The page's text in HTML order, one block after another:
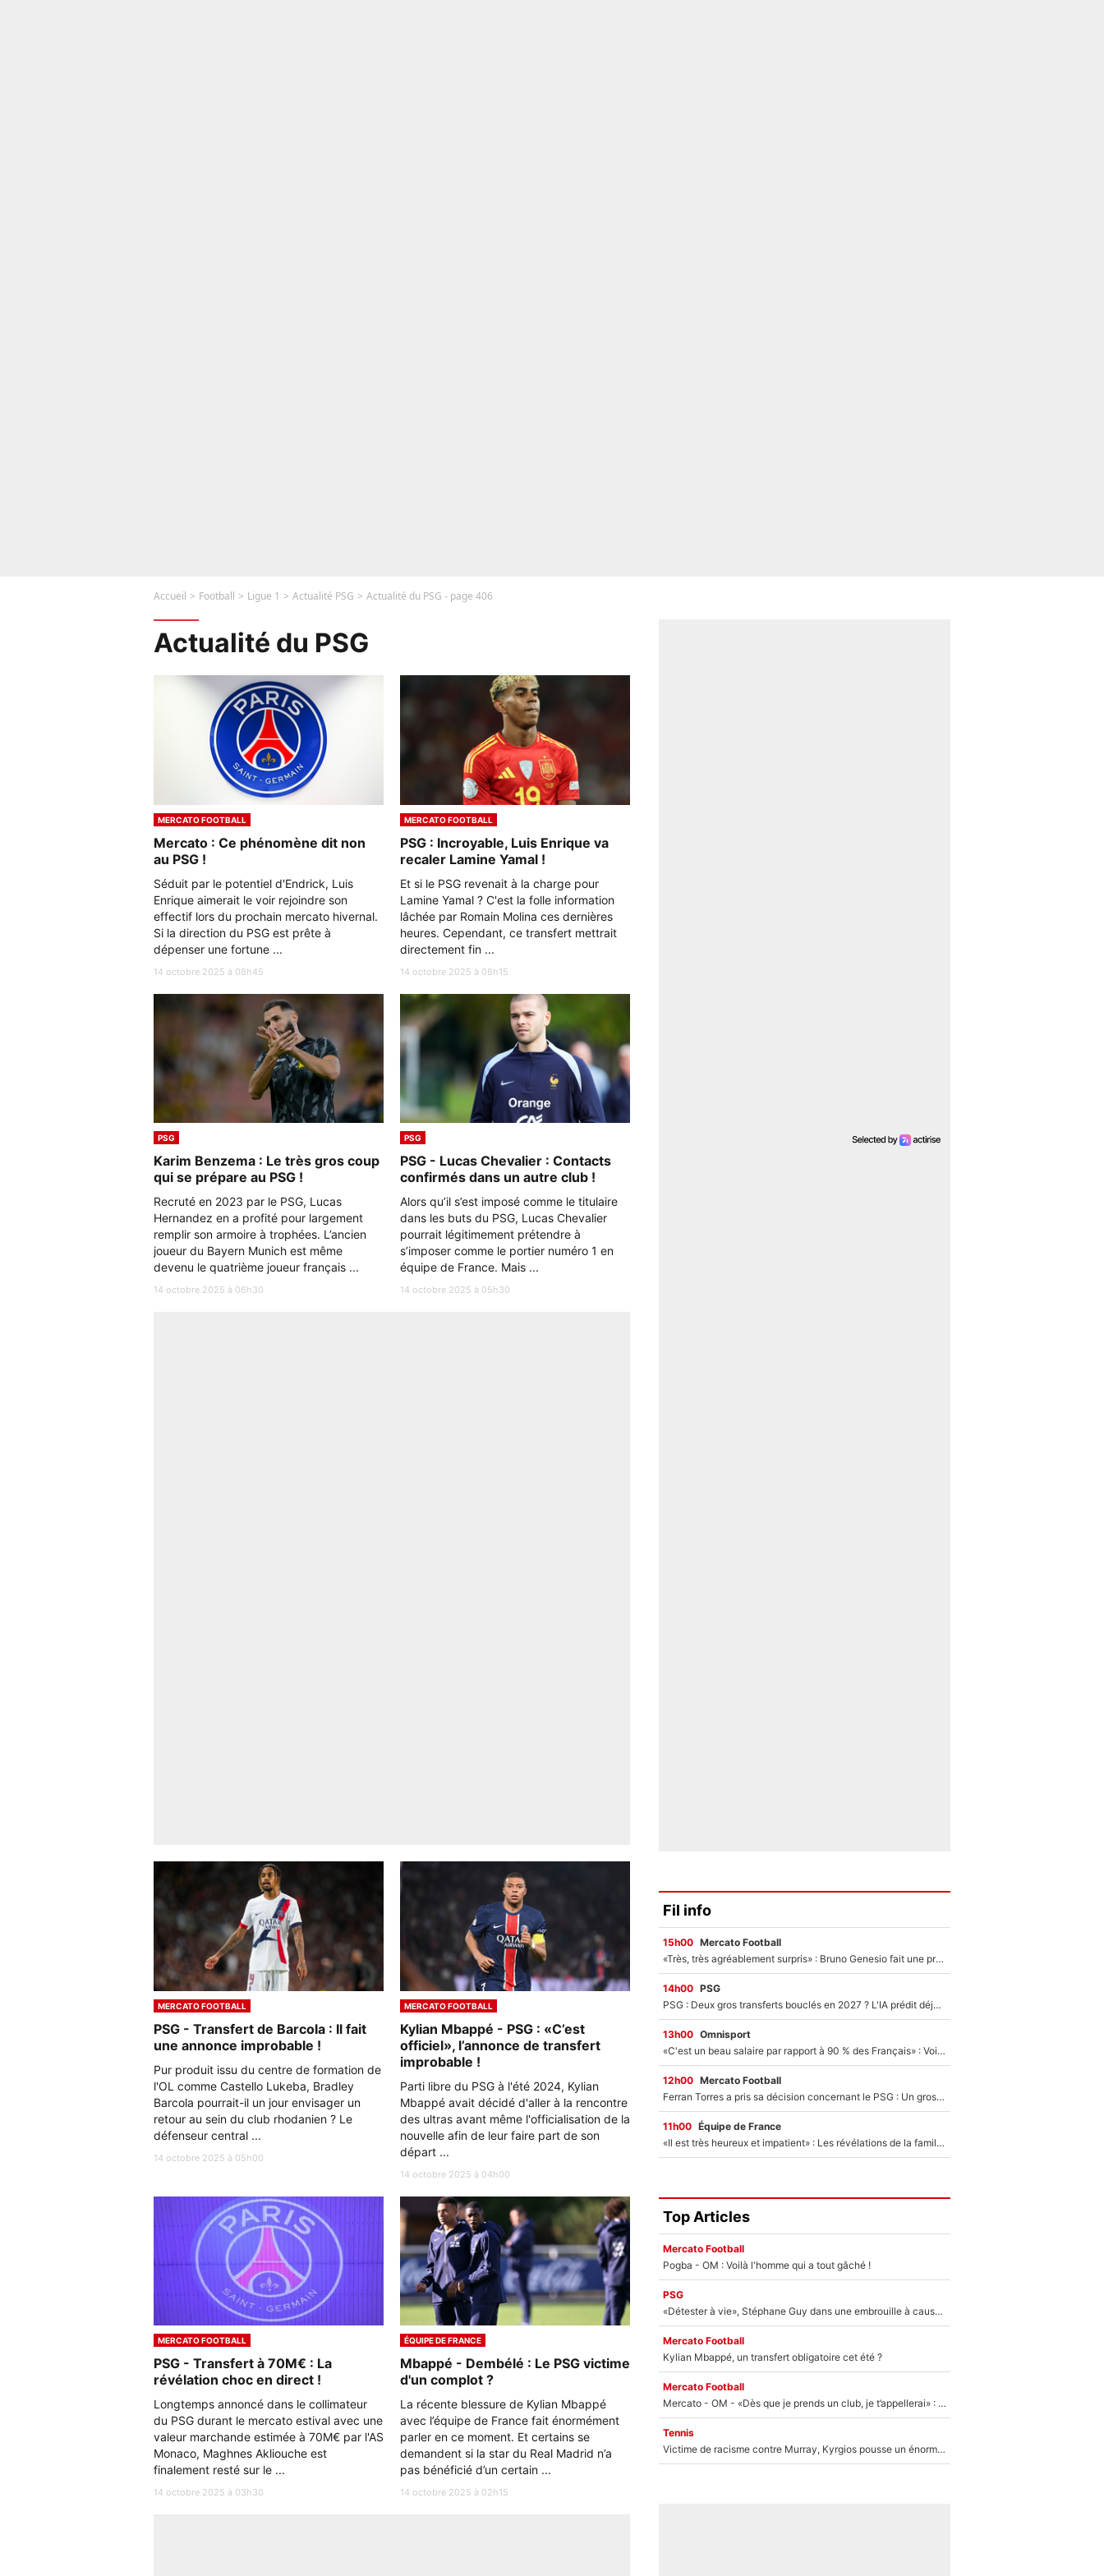
Accueil Football Ligue 1 Actualité PSG Actualité du PSG - page 406
Actualité du PSG
MERCATO FOOTBALL
Mercato : Ce phénomène dit non
au PSG !
Séduit par le potentiel d'Endrick, Luis
Enrique aimerait le voir rejoindre son
effectif lors du prochain mercato hivernal.
Si la direction du PSG est prête à
dépenser une fortune ...
14 octobre 2025 à 08h45
MERCATO FOOTBALL
PSG : Incroyable, Luis Enrique va
recaler Lamine Yamal !
Et si le PSG revenait à la charge pour
Lamine Yamal ? C'est la folle information
lâchée par Romain Molina ces dernières
heures. Cependant, ce transfert mettrait
directement fin ...
14 octobre 2025 à 08h15
PSG
Karim Benzema : Le très gros coup
qui se prépare au PSG !
Recruté en 2023 par le PSG, Lucas
Hernandez en a profité pour largement
remplir son armoire à trophées. L’ancien
joueur du Bayern Munich est même
devenu le quatrième joueur français ...
14 octobre 2025 à 06h30
PSG
PSG - Lucas Chevalier : Contacts
confirmés dans un autre club !
Alors qu’il s’est imposé comme le titulaire
dans les buts du PSG, Lucas Chevalier
pourrait légitimement prétendre à
s’imposer comme le portier numéro 1 en
équipe de France. Mais ...
14 octobre 2025 à 05h30
MERCATO FOOTBALL
PSG - Transfert de Barcola : Il fait
une annonce improbable !
Pur produit issu du centre de formation de
l'OL comme Castello Lukeba, Bradley
Barcola pourrait-il un jour envisager un
retour au sein du club rhodanien ? Le
défenseur central ...
14 octobre 2025 à 05h00
MERCATO FOOTBALL
Kylian Mbappé - PSG : «C’est
officiel», l’annonce de transfert
improbable !
Parti libre du PSG à l'été 2024, Kylian
Mbappé avait décidé d'aller à la rencontre
des ultras avant même l'officialisation de la
nouvelle afin de leur faire part de son
départ ...
14 octobre 2025 à 04h00
MERCATO FOOTBALL
PSG - Transfert à 70M€ : La
révélation choc en direct !
Longtemps annoncé dans le collimateur
du PSG durant le mercato estival avec une
valeur marchande estimée à 70M€ par l'AS
Monaco, Maghnes Akliouche est
finalement resté sur le ...
14 octobre 2025 à 03h30
ÉQUIPE DE FRANCE
Mbappé - Dembélé : Le PSG victime
d'un complot ?
La récente blessure de Kylian Mbappé
avec l’équipe de France fait énormément
parler en ce moment. Et certains se
demandent si la star du Real Madrid n’a
pas bénéficié d’un certain ...
14 octobre 2025 à 02h15
Fil info
15h00 Mercato Football
«Très, très agréablement surpris» : Bruno Genesio fait une promesse pour la suite du mercato de l’OM et rassure les supporters
14h00 PSG
PSG : Deux gros transferts bouclés en 2027 ? L'IA prédit déjà les deux joueurs qui pourraient rejoindre Luis Enrique !
13h00 Omnisport
«C'est un beau salaire par rapport à 90 % des Français» : Voilà combien touchait Nelson Monfort sur France Télévisions avant de rejoindre CNews
12h00 Mercato Football
Ferran Torres a pris sa décision concernant le PSG : Un gros club étranger prêt à relancer le feuilleton pour la signature du champion du monde 2026 !
11h00 Équipe de France
«Il est très heureux et impatient» : Les révélations de la famille Zidane sur sa prise de pouvoir en équipe de France !
Top Articles
Mercato Football
Pogba - OM : Voilà l'homme qui a tout gâché !
PSG
«Détester à vie», Stéphane Guy dans une embrouille à cause du PSG !
Mercato Football
Kylian Mbappé, un transfert obligatoire cet été ?
Mercato Football
Mercato - OM - «Dès que je prends un club, je t’appellerai» : La promesse de Marcelino au moment de claquer la porte
Tennis
Victime de racisme contre Murray, Kyrgios pousse un énorme coup de gueule !